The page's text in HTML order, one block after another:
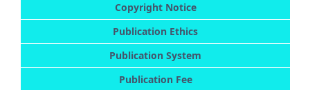
Copyright Notice
Publication Ethics
Publication System
Publication Fee